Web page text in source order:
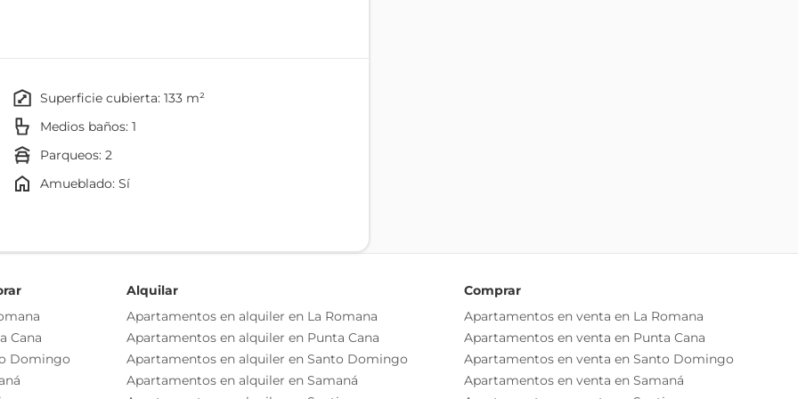
y bien iluminados crean un ambiente moderno y
ideales para relajarse y disfrutar del clima
de clase mundial, marina deportiva, restaurantes
una comunidad cerrada con seguridad 24/7. Vive la
y la comodidad se encuentran en perfecta armonía.
superficie cubierta: 133 m²
Medios baños: 1
parqueos: 2
Amueblado: Sí
Ventanas De Cristal
Cana
Domingo
Alquilar
Apartamentos en alquiler en La Romana
Apartamentos en alquiler en Punta Cana
Apartamentos en alquiler en Santo Domingo
Apartamentos en alquiler en Samaná
Comprar
Apartamentos en venta en La Romana
Apartamentos en venta en Punta Cana
Apartamentos en venta en Santo Domingo
Apartamentos en venta en Samaná